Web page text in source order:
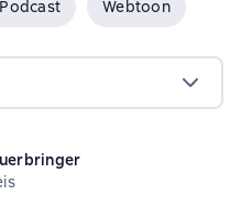
Podcast Webtoon
0 на основе 0 оценок